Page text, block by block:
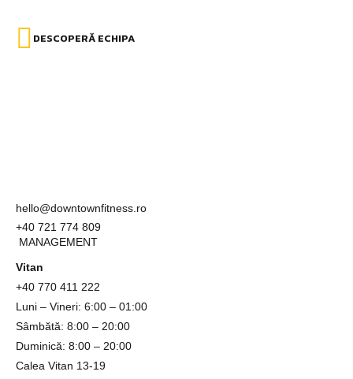
DESCOPERĂ ECHIPA
hello@downtownfitness.ro
+40 721 774 809
MANAGEMENT
Vitan
+40 770 411 222
Luni – Vineri: 6:00 – 01:00
Sâmbătă: 8:00 – 20:00
Duminică: 8:00 – 20:00
Calea Vitan 13-19